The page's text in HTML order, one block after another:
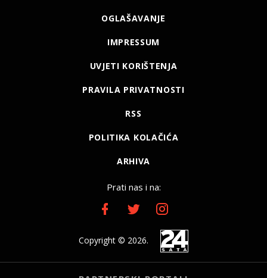
OGLAŠAVANJE
IMPRESSUM
UVJETI KORIŠTENJA
PRAVILA PRIVATNOSTI
RSS
POLITIKA KOLAČIĆA
ARHIVA
Prati nas i na:
Copyright © 2026.